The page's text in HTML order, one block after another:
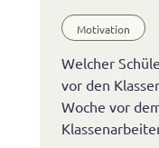
Motivation
Welcher
vor den
Woche vor